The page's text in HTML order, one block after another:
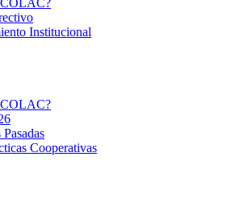
Institucional
Cooperativas